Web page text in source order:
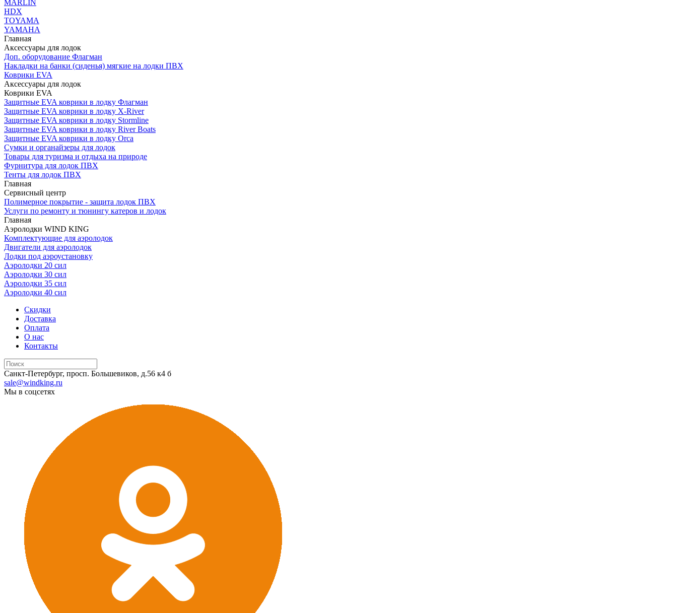
MARLIN
HDX
TOYAMA
YAMAHA
Главная
Аксессуары для лодок
Доп. оборудование Флагман
Накладки на банки (сиденья) мягкие на лодки ПВХ
Коврики EVA
Аксессуары для лодок
Коврики EVA
Защитные EVA коврики в лодку Флагман
Защитные EVA коврики в лодку X-River
Защитные EVA коврики в лодку Stormline
Защитные EVA коврики в лодку River Boats
Защитные EVA коврики в лодку Orca
Сумки и органайзеры для лодок
Товары для туризма и отдыха на природе
Фурнитура для лодок ПВХ
Тенты для лодок ПВХ
Главная
Сервисный центр
Полимерное покрытие - защита лодок ПВХ
Услуги по ремонту и тюнингу катеров и лодок
Главная
Аэролодки WIND KING
Комплектующие для аэролодок
Двигатели для аэролодок
Лодки под аэроустановку
Аэролодки 20 сил
Аэролодки 30 сил
Аэролодки 35 сил
Аэролодки 40 сил
Скидки
Доставка
Оплата
О нас
Контакты
Cанкт-Петербург, просп. Большевиков, д.56 к4 б
sale@windking.ru
Мы в соцсетях